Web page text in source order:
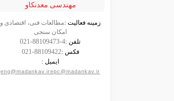
مهندسی معدنکاو
مشاهده
شرکت
زمینه فعالیت :مطالعات فنی، اقتصادی و
امکان سنجی
تلفن :021-88109473-4
فکس :021-88109422
ایمیل :
eng@madankav.irepc@madankav.ir